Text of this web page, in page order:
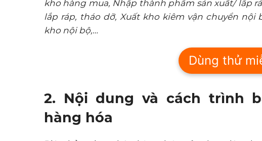
kho hàng mua, Nhập thành phẩm sản xuất/ lắp
lắp ráp, tháo dỡ, Xuất kho kiêm vận chuyển nội
kho nội bộ,…
Dùng thử
2. Nội dung và cách trình
hàng hóa